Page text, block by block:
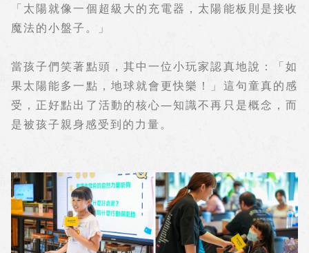
「太陽就像一個超級大的充電器，太陽能板則是接收
魔法的小盤子。」
當孩子們笑著點頭，其中一位小玩家認真地說：「如
果太陽能多一點，地球就會更快樂！」這句童真的感
受，正好點出了活動的核心—知識不再只是概念，而
是被孩子親身感受到的力量。